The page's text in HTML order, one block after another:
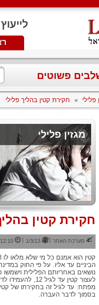
פשוטים
פלילי » חקירת קטין בהליך פלילי
מגזין פלילי
חקירת קטין
מערכת האתר |
1/3/13
|
12:10
נושאים באחריותם הפלילית
מפתח: עד לגיל זה בחקירתו של
בסמוך לדבר העברה.